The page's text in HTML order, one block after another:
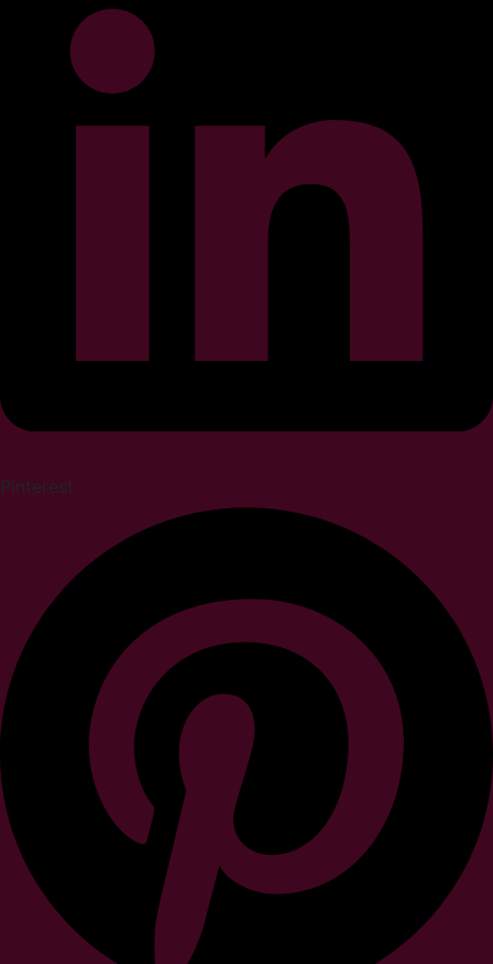
Pinterest